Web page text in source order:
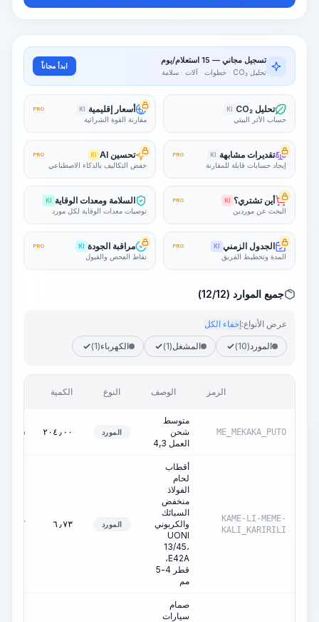
تسجيل مجاني — 15 استعلام/يوم
تحليل CO₂ · خطوات · آلات · سلامة
ابدأ مجاناً
تحليل CO₂ KI
حساب الأثر البيئي
أسعار إقليمية KI
PRO
مقارنة القوة الشرائية
تقديرات مشابهة KI
PRO
إيجاد حسابات قابلة للمقارنة
تحسين AI KI
PRO
خفض التكاليف بالذكاء الاصطناعي
أين تشتري؟ KI
PRO
البحث عن موردين
السلامة ومعدات الوقاية KI
توصيات معدات الوقاية لكل مورد
الجدول الزمني KI
PRO
المدة وتخطيط الفريق
مراقبة الجودة KI
PRO
نقاط الفحص والقبول
جميع الموارد (12/12)
عرض الأنواع:إخفاء الكل
المورد(10) المشغل(1) الكهرباء(1)
الرمز الوصف النوع الكمية
ME_MEKAKA_PUTO
متوسط
شحن
العمل 4,3
المورد ٢٠٤٫٠٠ ساعات
KAME-LI-MEME-
KALI_KARIRILI
أقطاب
لحام
الفولاذ
منخفض
السبائك
والكربوني
UONI
13/45،
E42A،
قطر 4-5
مم
المورد ٦٫٧٣ كغ
صمام
سيارات